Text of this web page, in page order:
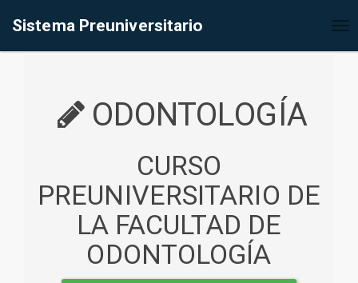
Sistema Preuniversitario
ODONTOLOGÍA
CURSO
PREUNIVERSITARIO DE
LA FACULTAD DE
ODONTOLOGÍA